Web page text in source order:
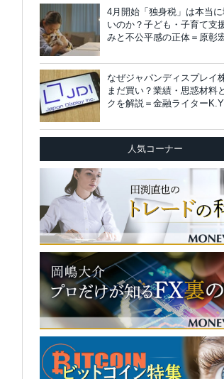
4月開始「独身税」は本当
いのか？子ども・子育て支
みと不公平感の正体＝原彰
なぜジャパンディスプレイ
まだ買い？業績・思惑材料
クを解説＝金融ライターK.Y
人気コーナー